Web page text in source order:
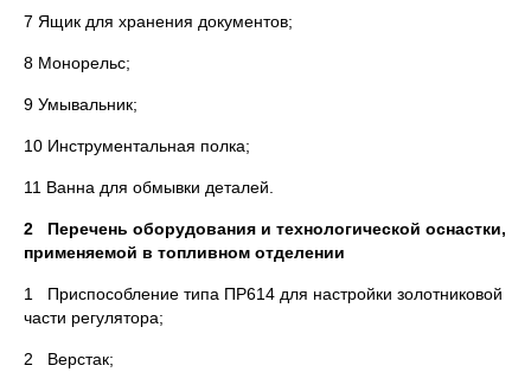
7 Ящик для хранения документов;
8 Монорельс;
9 Умывальник;
10 Инструментальная полка;
11 Ванна для обмывки деталей.
2 Перечень оборудования и технологической оснастки,
применяемой в топливном отделении
1 Приспособление типа ПР614 для настройки золотниковой
части регулятора;
2 Верстак;